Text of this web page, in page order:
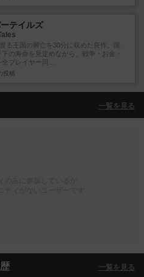
テイルズ
る王国の興亡を30分に収めた良作。限
下の寿命を見定めながら、戦争・お金・
プレイヤー同...
投稿
一覧を見る
一覧を見る